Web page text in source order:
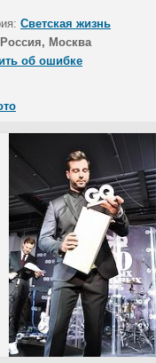
Светская жизнь
Россия, Москва
об ошибке